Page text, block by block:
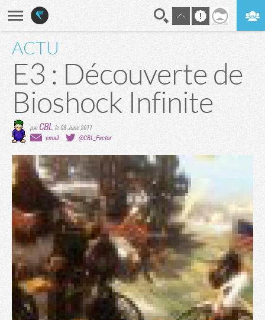
ACTU
E3 : Découverte de
Bioshock Infinite
parCBL le 08 June 2011
email
@CBL_Factor